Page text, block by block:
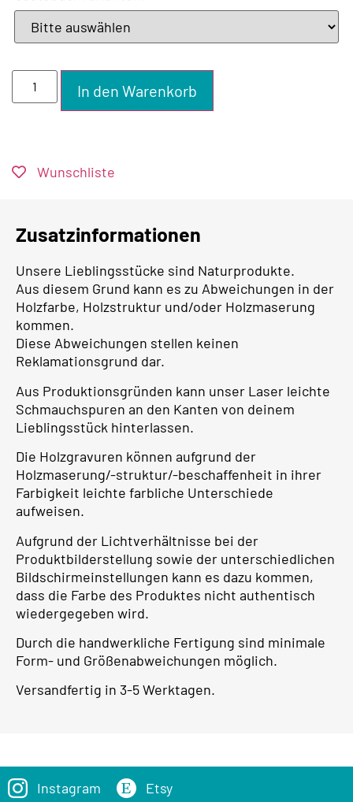
In den Warenkorb
Wunschliste
Zusatzinformationen
Unsere Lieblingsstücke sind Naturprodukte.
Aus diesem Grund kann es zu Abweichungen in der
Holzfarbe, Holzstruktur und/oder Holzmaserung
kommen.
Diese Abweichungen stellen keinen
Reklamationsgrund dar.
Aus Produktionsgründen kann unser Laser leichte
Schmauchspuren an den Kanten von deinem
Lieblingsstück hinterlassen.
Die Holzgravuren können aufgrund der
Holzmaserung/-struktur/-beschaffenheit in ihrer
Farbigkeit leichte farbliche Unterschiede
aufweisen.
Aufgrund der Lichtverhältnisse bei der
Produktbilderstellung sowie der unterschiedlichen
Bildschirmeinstellungen kann es dazu kommen,
dass die Farbe des Produktes nicht authentisch
wiedergegeben wird.
Durch die handwerkliche Fertigung sind minimale
Form- und Größenabweichungen möglich.
Versandfertig in 3-5 Werktagen.
Instagram Etsy